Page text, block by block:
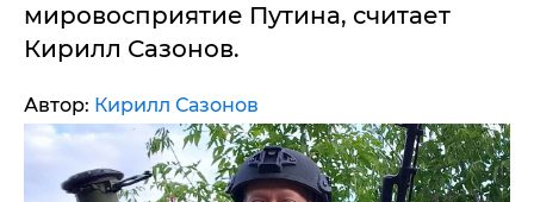
мировосприятие Путина, считает
Кирилл Сазонов.
Автор: Кирилл Сазонов